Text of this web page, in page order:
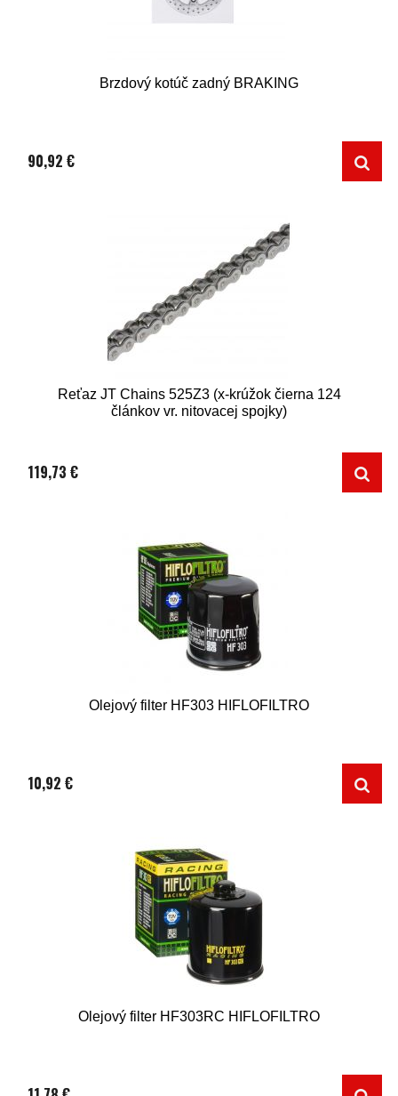
Brzdový kotúč zadný BRAKING
90,92 €
Reťaz JT Chains 525Z3 (x-krúžok čierna 124
článkov vr. nitovacej spojky)
119,73 €
Olejový filter HF303 HIFLOFILTRO
10,92 €
Olejový filter HF303RC HIFLOFILTRO